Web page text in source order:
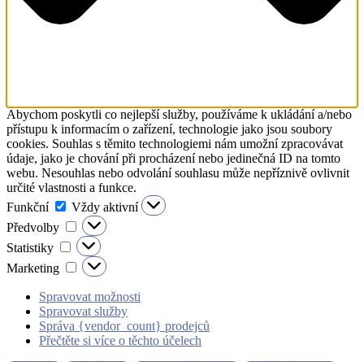
Abychom poskytli co nejlepší služby, používáme k ukládání a/nebo
přístupu k informacím o zařízení, technologie jako jsou soubory
cookies. Souhlas s těmito technologiemi nám umožní zpracovávat
údaje, jako je chování při procházení nebo jedinečná ID na tomto
webu. Nesouhlas nebo odvolání souhlasu může nepříznivě ovlivnit
určité vlastnosti a funkce.
Funkční
Funkční
Vždy aktivní
Předvolby
Předvolby
Statistiky
Statistiky
Marketing
Marketing
Spravovat možnosti
Spravovat služby
Správa {vendor_count} prodejců
Přečtěte si více o těchto účelech